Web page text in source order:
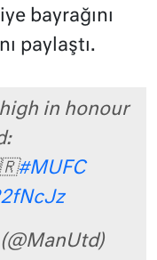
bayrağını
paylaştı.
in honour
#MUFC